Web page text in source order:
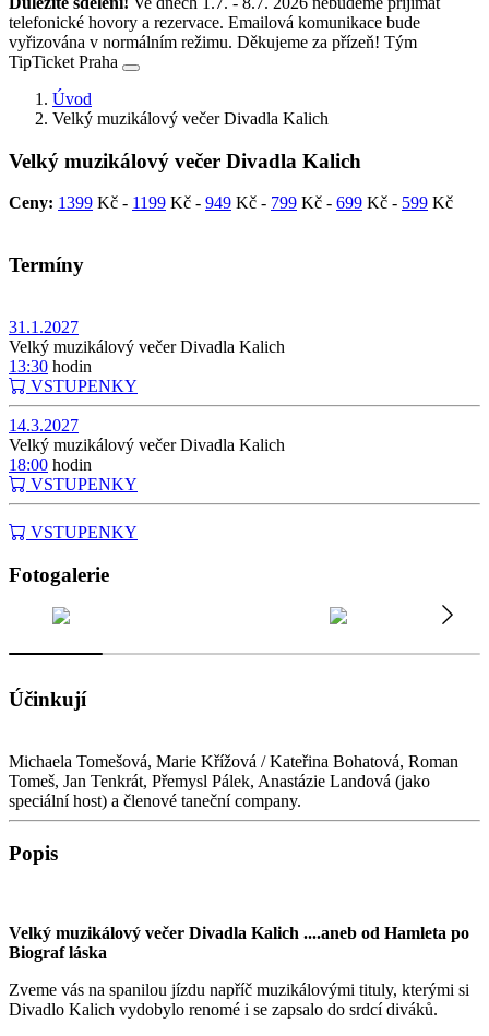
telefonické hovory a rezervace. Emailová komunikace bude
vyřizována v normálním režimu. Děkujeme za přízeň! Tým
TipTicket Praha
Úvod
Velký muzikálový večer Divadla Kalich
Velký muzikálový večer Divadla Kalich
Ceny: 1399 Kč - 1199 Kč - 949 Kč - 799 Kč - 699 Kč - 599 Kč
Termíny
31.1.2027
Velký muzikálový večer Divadla Kalich
13:30 hodin
VSTUPENKY
14.3.2027
Velký muzikálový večer Divadla Kalich
18:00 hodin
VSTUPENKY
VSTUPENKY
Fotogalerie
Účinkují
Michaela Tomešová, Marie Křížová / Kateřina Bohatová, Roman
Tomeš, Jan Tenkrát, Přemysl Pálek, Anastázie Landová (jako
speciální host) a členové taneční company.
Popis
Velký muzikálový večer Divadla Kalich ....aneb od Hamleta po
Biograf láska
Zveme vás na spanilou jízdu napříč muzikálovými tituly, kterými si
Divadlo Kalich vydobylo renomé i se zapsalo do srdcí diváků.